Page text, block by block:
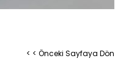
< < Önceki Sayfaya Dön